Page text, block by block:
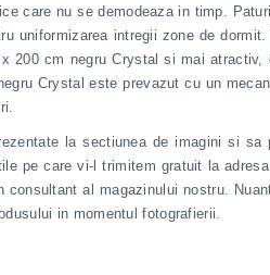
care nu se demodeaza in timp.
uniformizarea intregii zone de
cm negru Crystal si mai
Crystal este prevazut cu un
la sectiunea de imagini si
pe care vi-l trimitem gratuit la
al magazinului nostru.
in momentul fotografierii.